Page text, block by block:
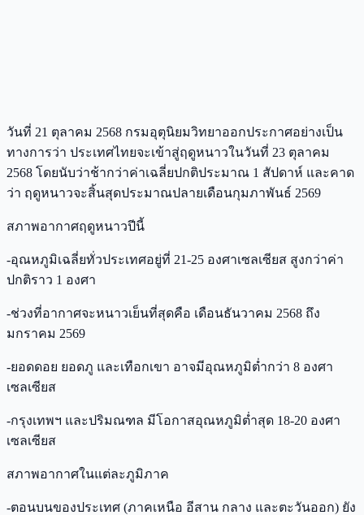
วันที่ 21 ตุลาคม 2568 กรมอุตุนิยมวิทยาออกประกาศอย่างเป็น
ทางการว่า ประเทศไทยจะเข้าสู่ฤดูหนาวในวันที่ 23 ตุลาคม
2568 โดยนับว่าช้ากว่าค่าเฉลี่ยปกติประมาณ 1 สัปดาห์ และคาด
ว่า ฤดูหนาวจะสิ้นสุดประมาณปลายเดือนกุมภาพันธ์ 2569
สภาพอากาศฤดูหนาวปีนี้
-อุณหภูมิเฉลี่ยทั่วประเทศอยู่ที่ 21-25 องศาเซลเซียส สูงกว่าค่า
ปกติราว 1 องศา
-ช่วงที่อากาศจะหนาวเย็นที่สุดคือ เดือนธันวาคม 2568 ถึง
มกราคม 2569
-ยอดดอย ยอดภู และเทือกเขา อาจมีอุณหภูมิต่ำกว่า 8 องศา
เซลเซียส
-กรุงเทพฯ และปริมณฑล มีโอกาสอุณหภูมิต่ำสุด 18-20 องศา
เซลเซียส
สภาพอากาศในแต่ละภูมิภาค
-ตอนบนของประเทศ (ภาคเหนือ อีสาน กลาง และตะวันออก) ยัง